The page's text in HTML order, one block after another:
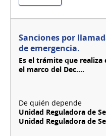
Salida
régimen
general
Sanciones por
de emergencia.
Es el trámite que
el marco del Dec....
Unidad Reguladora de
Unidad Reguladora de